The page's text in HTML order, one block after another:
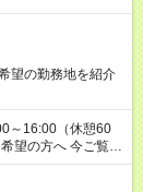
望の勤務地を紹介
事の勤務時間の合